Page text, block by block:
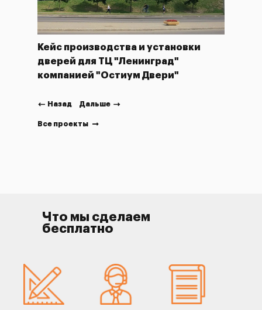
Кейс производства и установки
дверей для ТЦ "Ленинград"
компанией "Остиум Двери"
Назад Дальше
Все проекты
Что мы сделаем
бесплатно